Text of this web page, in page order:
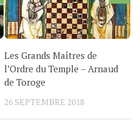
Les Grands Maîtres de
l’Ordre du Temple – Arnaud
de Toroge
26 SEPTEMBRE 2018